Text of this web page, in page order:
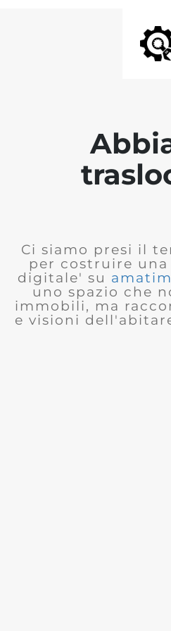
Ci siamo presi il
per costruire
digitale' su
uno spazio che
immobili, ma
e visioni